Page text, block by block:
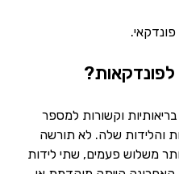
פונדקאי.
וקשורות למספר
והלידות שלה. לא תורשה
משלוש פעמים, שתי לידות